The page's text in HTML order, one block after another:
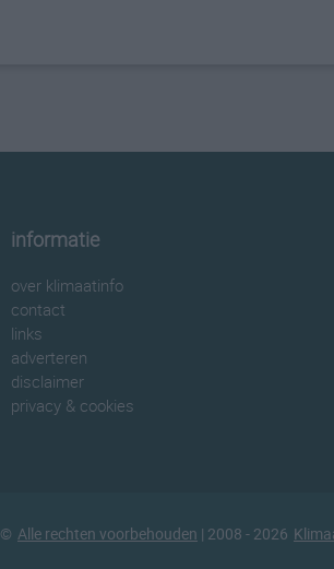
informatie
over klimaatinfo
contact
links
adverteren
disclaimer
privacy & cookies
© Alle rechten voorbehouden | 2008 - 2026